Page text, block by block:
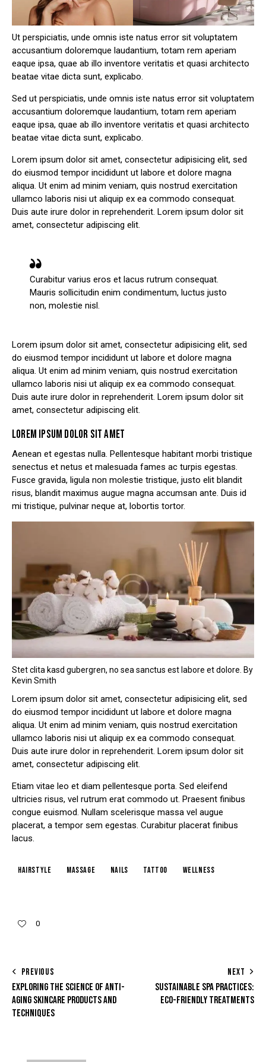
Ut perspiciatis, unde omnis iste natus error sit voluptatem
accusantium doloremque laudantium, totam rem aperiam
eaque ipsa, quae ab illo inventore veritatis et quasi architecto
beatae vitae dicta sunt, explicabo.
Sed ut perspiciatis, unde omnis iste natus error sit voluptatem
accusantium doloremque laudantium, totam rem aperiam
eaque ipsa, quae ab illo inventore veritatis et quasi architecto
beatae vitae dicta sunt, explicabo.
Lorem ipsum dolor sit amet, consectetur adipisicing elit, sed
do eiusmod tempor incididunt ut labore et dolore magna
aliqua. Ut enim ad minim veniam, quis nostrud exercitation
ullamco laboris nisi ut aliquip ex ea commodo consequat.
Duis aute irure dolor in reprehenderit. Lorem ipsum dolor sit
amet, consectetur adipiscing elit.
Curabitur varius eros et lacus rutrum consequat.
Mauris sollicitudin enim condimentum, luctus justo
non, molestie nisl.
Lorem ipsum dolor sit amet, consectetur adipisicing elit, sed
do eiusmod tempor incididunt ut labore et dolore magna
aliqua. Ut enim ad minim veniam, quis nostrud exercitation
ullamco laboris nisi ut aliquip ex ea commodo consequat.
Duis aute irure dolor in reprehenderit. Lorem ipsum dolor sit
amet, consectetur adipiscing elit.
LOREM IPSUM DOLOR SIT AMET
Aenean et egestas nulla. Pellentesque habitant morbi tristique
senectus et netus et malesuada fames ac turpis egestas.
Fusce gravida, ligula non molestie tristique, justo elit blandit
risus, blandit maximus augue magna accumsan ante. Duis id
mi tristique, pulvinar neque at, lobortis tortor.
Stet clita kasd gubergren, no sea sanctus est labore et dolore. By
Kevin Smith
Lorem ipsum dolor sit amet, consectetur adipisicing elit, sed
do eiusmod tempor incididunt ut labore et dolore magna
aliqua. Ut enim ad minim veniam, quis nostrud exercitation
ullamco laboris nisi ut aliquip ex ea commodo consequat.
Duis aute irure dolor in reprehenderit. Lorem ipsum dolor sit
amet, consectetur adipiscing elit.
Etiam vitae leo et diam pellentesque porta. Sed eleifend
ultricies risus, vel rutrum erat commodo ut. Praesent finibus
congue euismod. Nullam scelerisque massa vel augue
placerat, a tempor sem egestas. Curabitur placerat finibus
lacus.
hairstyle massage nails tattoo wellness
0
PREVIOUS
EXPLORING THE SCIENCE OF ANTI-
AGING SKINCARE PRODUCTS AND
TECHNIQUES
NEXT
SUSTAINABLE SPA PRACTICES:
ECO-FRIENDLY TREATMENTS